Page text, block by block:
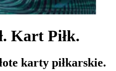
Kart Piłk.
karty piłkarskie.